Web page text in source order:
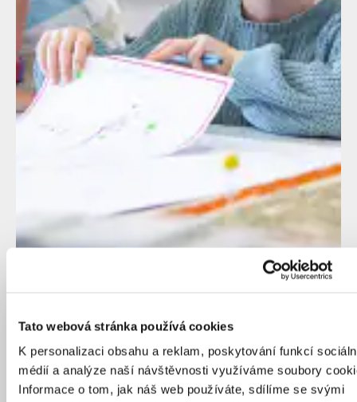
Tato webová stránka používá cookies
K personalizaci obsahu a reklam, poskytování funkcí
médií a analýze naší návštěvnosti využíváme soubory
Informace o tom, jak náš web používáte, sdílíme se svými